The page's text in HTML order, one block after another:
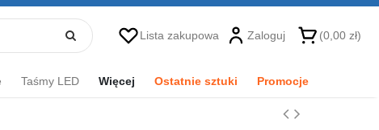
Lista zakupowa Zaloguj (0,00 zł)
Taśmy LED Więcej Ostatnie sztuki Promocje